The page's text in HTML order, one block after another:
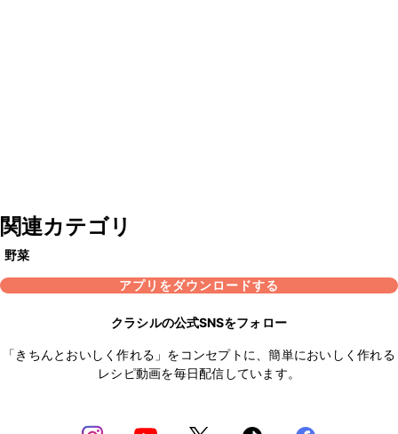
関連カテゴリ
野菜
アプリをダウンロードする
クラシルの公式SNSをフォロー
「きちんとおいしく作れる」をコンセプトに、簡単においしく作れる
レシピ動画を毎日配信しています。